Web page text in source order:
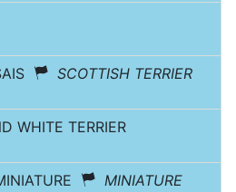
SCOTTISH TERRIER
WHITE TERRIER
MINIATURE